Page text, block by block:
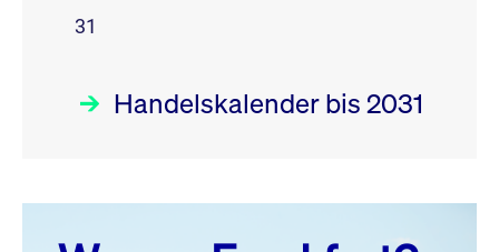
31
Handelskalender bis 2031
August 26